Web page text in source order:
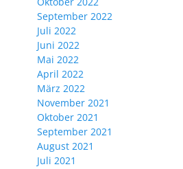
September 2022
Juli 2022
Juni 2022
Mai 2022
April 2022
März 2022
November 2021
Oktober 2021
September 2021
August 2021
Juli 2021